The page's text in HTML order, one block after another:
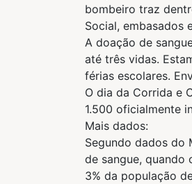
bombeiro traz
Social, embasados
A doação de
até três vidas.
férias escolares.
O dia da Corrida e
1.500 oficialmente
Mais dados:
Segundo dados do
de sangue, quando
3% da população